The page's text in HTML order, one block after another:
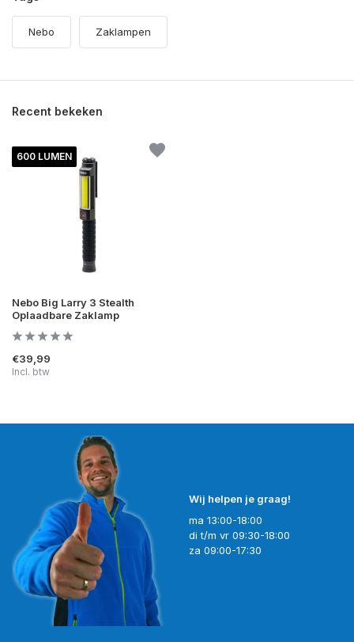
Nebo Zaklampen
Recent bekeken
600 LUMEN
Nebo Big Larry 3 Stealth
Oplaadbare Zaklamp
€39,99
Incl. btw
Wij helpen je graag!
ma 13:00-18:00
di t/m vr 09:30-18:00
za 09:00-17:30